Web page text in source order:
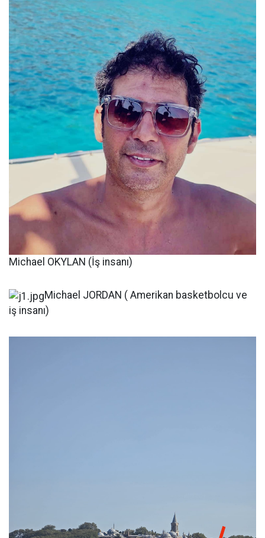
Michael OKYLAN (İş insanı)
Michael JORDAN ( Amerikan basketbolcu ve
iş insanı)